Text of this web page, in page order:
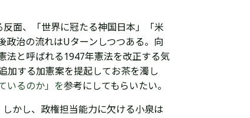
面、「世界に冠たる神国日本」「米
政治の流れはUターンしつつある。向
法と呼ばれる1947年憲法を改正する気
加する加憲案を提起してお茶を濁し
いるのか」を参考にしてもらいたい。
かし、政権担当能力に欠ける小泉は